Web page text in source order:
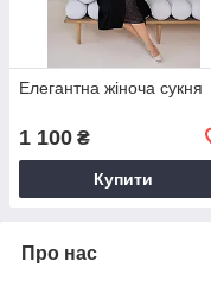
Елегантна жіноча сукня
1 100 ₴
Купити
Про нас